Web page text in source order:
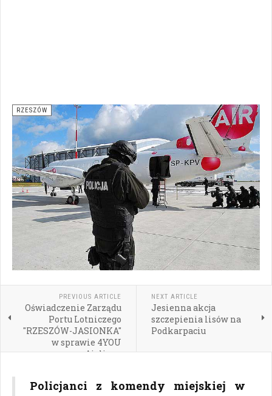
RZESZÓW
PREVIOUS ARTICLE
Oświadczenie Zarządu
Portu Lotniczego
"RZESZÓW-JASIONKA"
w sprawie 4YOU
Airlines
NEXT ARTICLE
Jesienna akcja
szczepienia lisów na
Podkarpaciu
Policjanci z komendy miejskiej w